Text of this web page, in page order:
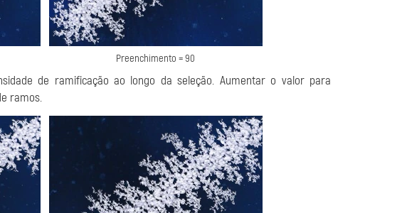
Preenchimento = 90
de ramificação ao longo da seleção. Aumentar o valor para
ramos.